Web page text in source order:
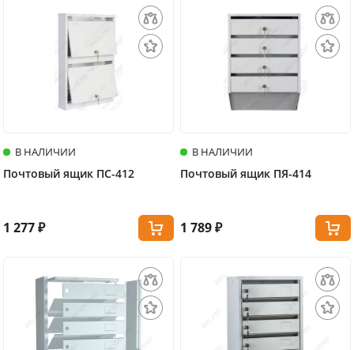
В НАЛИЧИИ
Почтовый ящик ПС-412
1 277 ₽
В НАЛИЧИИ
Почтовый ящик ПЯ-414
1 789 ₽